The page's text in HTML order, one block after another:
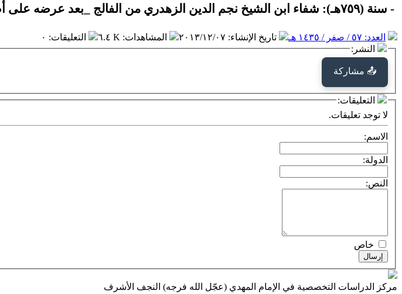
- سنة (٧٥٩هـ): شفاء ابن الشيخ نجم الدين الزهدري من الفالج _بعد عرضه على أطبّاء كثر_ ببركة الإمام المهدي عليه السلام في مقامه بالحلَّة.
العدد: ٥٧ / صفر / ١٤٣٥ هـ تاريخ الإنشاء: ٢٠١٣/١٢/٠٧ المشاهدات: ٦.٤ K التعليقات: ٠
النشر:
📤 مشاركة
التعليقات:
لا توجد تعليقات.
الاسم:
الدولة:
النص:
خاص
إرسال
مركز الدراسات التخصصية في الإمام المهدي (عجّل الله فرجه) النجف الأشرف